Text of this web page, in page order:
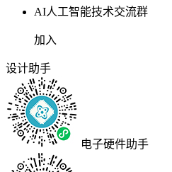
AI人工智能技术交流群
加入
设计助手
电子硬件助手